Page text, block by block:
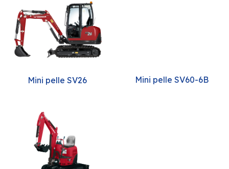
Mini pelle SV26 Mini pelle SV60-6B